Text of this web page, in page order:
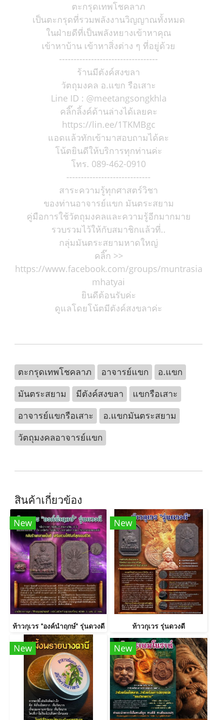
ตะกรุดเทพโชคลาภ
เป็นตะกรุดที่รวมพลังงานวิญญาณทั้งหมด
ในฝ่ายดีที่เป็นพลังหยางเข้าหาคุณ
เข้าหาบ้าน เข้าหาสิ่งต่าง ๆ ที่อยู่ด้วย
----------------------------------
ร้านมีตังค์สงขลา
วัตถุมงคล อ.แขก รือเสาะ
Line ID : @meetangsongkhla
คลิ๊กลิ้งค์ด้านล่างได้เลยคะ
https://lin.ee/1TKMBgc
แอดแล้วทักเข้ามาสอบถามได้คะ
โน้ตยินดีให้บริการทุกท่านค่ะ
โทร. 089-462-0910
-----------------------------
สาระความรู้ทุกศาสตร์วิชา
ของท่านอาจารย์แขก มันตระสยาม
คู่มือการใช้วัตถุมงคลและความรู้อีกมากมาย
รวบรวมไว้ให้กับสมาชิกแล้วที่..
กลุ่มมันตระสยามหาดใหญ่
คลิ๊ก >>
https://www.facebook.com/groups/muntrasia
mhatyai
ยินดีต้อนรับค่ะ
ดูแลโดยโน้ตมีตังค์สงขลาค่ะ
ตะกรุดเทพโชคลาภ อาจารย์แขก
อ.แขก
มันตระสยาม
มีตังค์สงขลา
แขกรือเสาะ
อาจารย์แขกรือเสาะ
อ.แขกมันตระสยาม
วัตถุมงคลอาจารย์แขก
สินค้าเกี่ยวข้อง
New
ท้าวกุเวร "องค์นำฤกษ์" รุ่นดวงดี
New
ท้าวกุเวร รุ่นดวงดี
New New